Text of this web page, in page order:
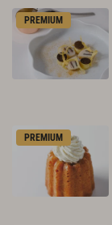
PREMIUM
PREMIUM